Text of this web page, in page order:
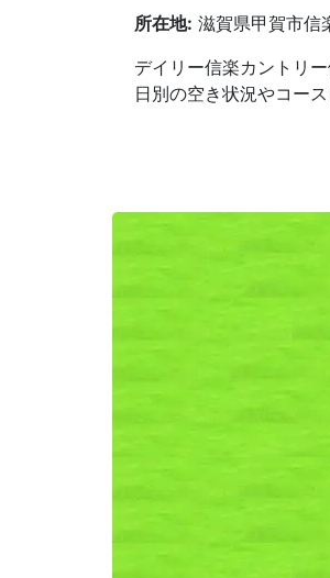
所在地: 滋賀県甲賀市信
デイリー信楽カントリ
日別の空き状況やコー